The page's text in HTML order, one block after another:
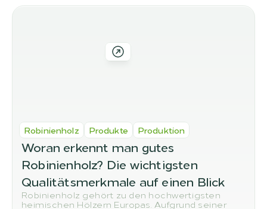
Robinienholz Produkte Produktion
Woran erkennt man gutes
Robinienholz? Die wichtigsten
Qualitätsmerkmale auf einen Blick
Robinienholz gehört zu den hochwertigsten
heimischen Hölzern Europas. Aufgrund seiner